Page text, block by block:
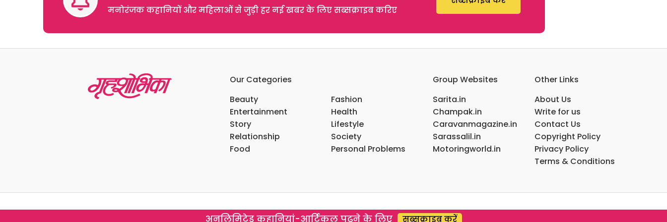
मनोरंजक कहानियों और महिलाओं से जुड़ी हर नई खबर के लिए सब्सक्राइब करिए
Our Categories
Beauty
Entertainment
Story
Relationship
Food
Fashion
Health
Lifestyle
Society
Personal Problems
Group Websites
Sarita.in
Champak.in
Caravanmagazine.in
Sarassalil.in
Motoringworld.in
Other Links
About Us
Write for us
Contact Us
Copyright Policy
Privacy Policy
Terms & Conditions
अनलिमिटेड कहानियां-आर्टिकल पढ़ने के लिए सब्सक्राइब करें